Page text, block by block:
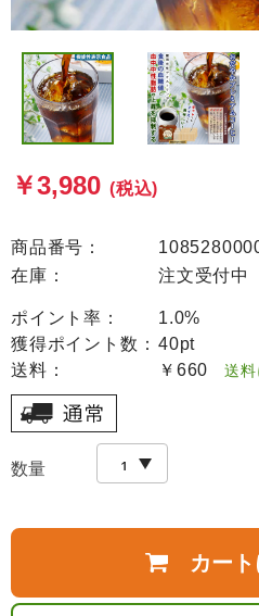
￥3,980 (税込)
商品番号：
在庫：
注文受付中
ポイント率：
1.0%
獲得ポイント数： 40pt
送料：
￥660 送料
数量
カー